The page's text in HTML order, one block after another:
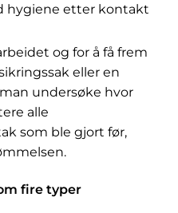
hygiene etter kontakt
og for å få frem
eller en
undersøke hvor
alle
som ble gjort før,
fire typer